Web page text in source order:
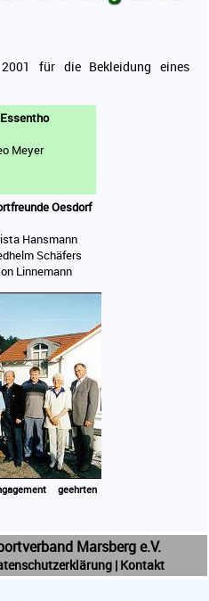
für die Bekleidung eines
Meyer
Oesdorf
Hansmann
Schäfers
Linnemann
geehrten
Marsberg e.V.
| Kontakt